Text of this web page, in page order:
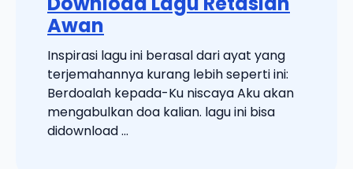
Awan
Inspirasi lagu ini berasal dari ayat yang
terjemahannya kurang lebih seperti ini:
Berdoalah kepada-Ku niscaya Aku akan
mengabulkan doa kalian. lagu ini bisa
didownload ...